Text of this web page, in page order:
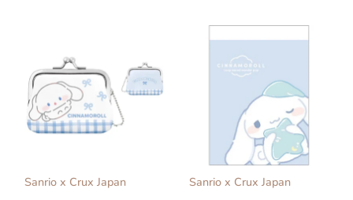
Sanrio x Crux Japan Sanrio x Crux Japan